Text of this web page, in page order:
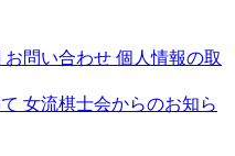
お問い合わせ 個人情報の取
女流棋士会からのお知ら